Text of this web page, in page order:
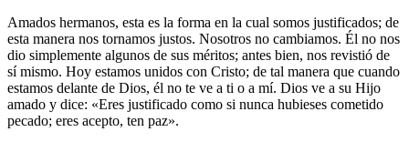
Amados hermanos, esta es la forma en la cual somos justificados; de
esta manera nos tornamos justos. Nosotros no cambiamos. Él no nos
dio simplemente algunos de sus méritos; antes bien, nos revistió de
sí mismo. Hoy estamos unidos con Cristo; de tal manera que cuando
estamos delante de Dios, él no te ve a ti o a mí. Dios ve a su Hijo
amado y dice: «Eres justificado como si nunca hubieses cometido
pecado; eres acepto, ten paz».